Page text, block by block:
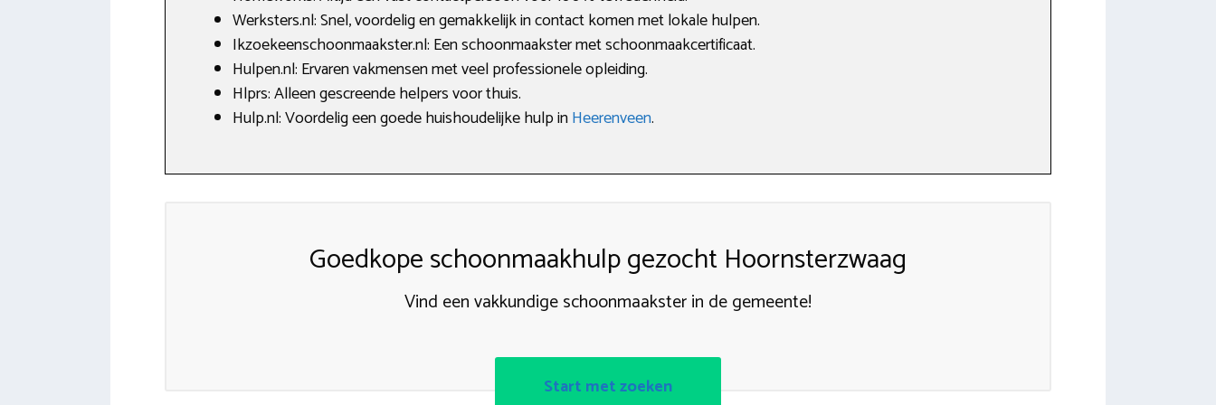
Werksters.nl: Snel, voordelig en gemakkelijk in contact komen met lokale hulpen.
Ikzoekeenschoonmaakster.nl: Een schoonmaakster met schoonmaakcertificaat.
Hulpen.nl: Ervaren vakmensen met veel professionele opleiding.
Hlprs: Alleen gescreende helpers voor thuis.
Hulp.nl: Voordelig een goede huishoudelijke hulp inHeerenveen.
Goedkope schoonmaakhulp gezocht Hoornsterzwaag
Vind een vakkundige schoonmaakster in de gemeente!
Start met zoeken